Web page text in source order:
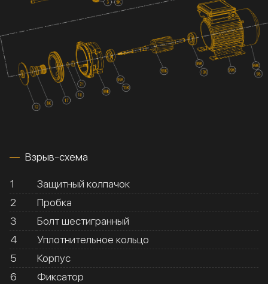
Взрыв-схема
1
Защитный колпачок
2
Пробка
3
Болт шестигранный
4
Уплотнительное кольцо
5
Корпус
6
Фиксатор